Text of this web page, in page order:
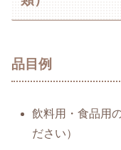
品目例
飲料用・食品用
ださい）